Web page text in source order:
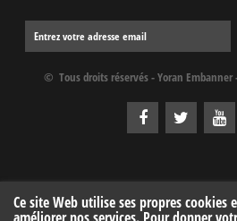
Ce site Web utilise ses propres cookies
© Tous droits réservés - Yoran